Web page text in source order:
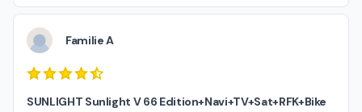
Familie A
SUNLIGHT Sunlight V 66 Edition+Navi+TV+Sat+RFK+Bike